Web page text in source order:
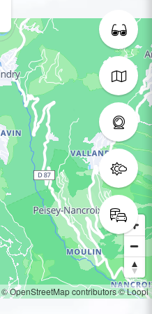
© OpenStreetMap contributors© Loopi